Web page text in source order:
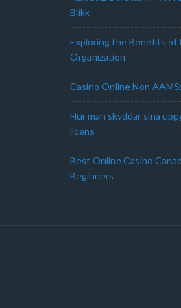
Blikk
Exploring the Benefits of
Organization
Casino Online Non
Hur man skyddar sina
licens
Best Online Casino
Beginners